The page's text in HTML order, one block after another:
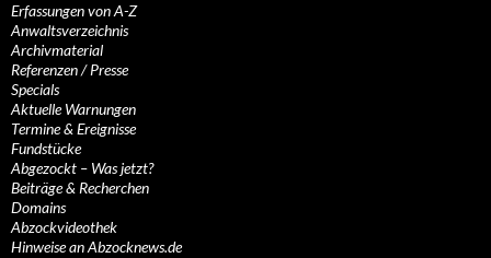
Erfassungen von A-Z
Anwaltsverzeichnis
Archivmaterial
Referenzen / Presse
Specials
Aktuelle Warnungen
Termine & Ereignisse
Fundstücke
Abgezockt – Was jetzt?
Beiträge & Recherchen
Domains
Abzockvideothek
Hinweise an Abzocknews.de